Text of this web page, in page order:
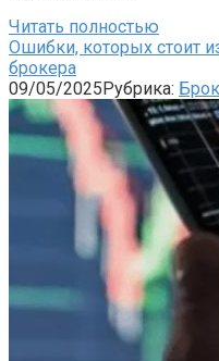
Читать полностью
Ошибки, которых стоит
брокера
09/05/2025Рубрика: